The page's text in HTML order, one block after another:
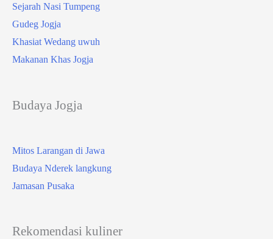
Sejarah Nasi Tumpeng
Gudeg Jogja
Khasiat Wedang uwuh
Makanan Khas Jogja
Budaya Jogja
Mitos Larangan di Jawa
Budaya Nderek langkung
Jamasan Pusaka
Rekomendasi kuliner